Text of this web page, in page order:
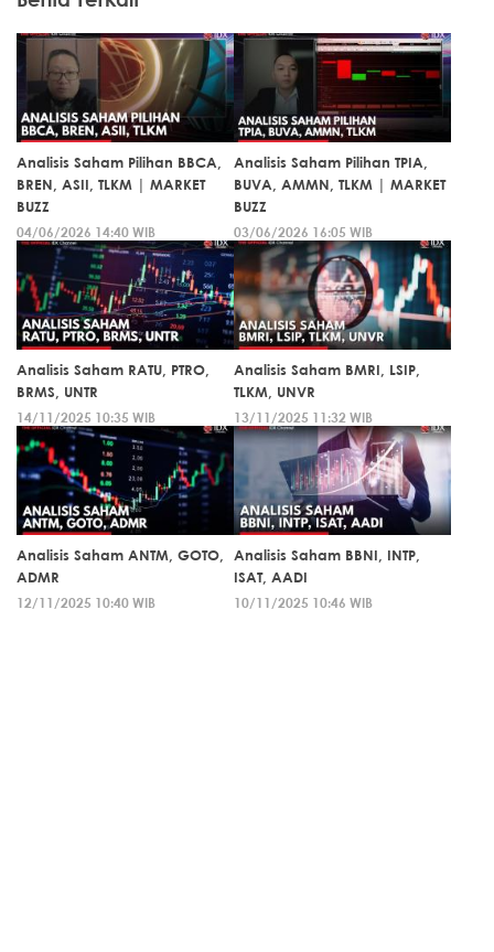
Analisis Saham Pilihan BBCA,
BREN, ASII, TLKM | MARKET
BUZZ
04/06/2026 14:40 WIB
Analisis Saham Pilihan TPIA,
BUVA, AMMN, TLKM | MARKET
BUZZ
03/06/2026 16:05 WIB
Analisis Saham RATU, PTRO,
BRMS, UNTR
14/11/2025 10:35 WIB
Analisis Saham BMRI, LSIP,
TLKM, UNVR
13/11/2025 11:32 WIB
Analisis Saham ANTM, GOTO,
ADMR
12/11/2025 10:40 WIB
Analisis Saham BBNI, INTP,
ISAT, AADI
10/11/2025 10:46 WIB